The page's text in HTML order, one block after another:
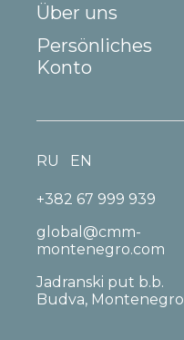
Über uns
Persönliches
Konto
+382 67 999 939
global@cmm-
montenegro.com
Jadranski put b.b.
Budva, Montenegro
RU EN